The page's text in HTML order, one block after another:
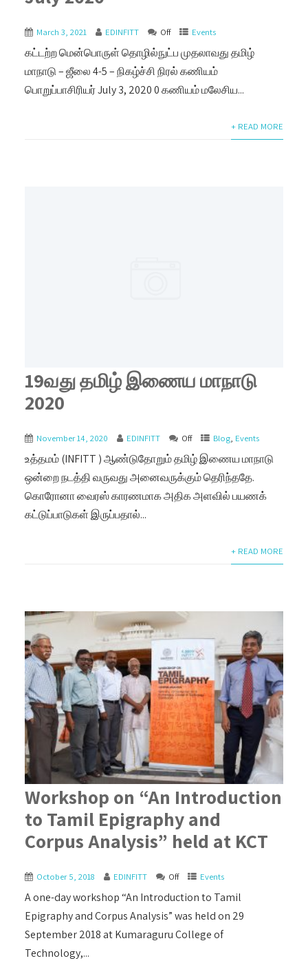
March 3, 2021 EDINFITT Off Events
கட்டற்ற மென்பொருள் தொழில்நுட்ப முதலாவது தமிழ்
மாநாடு – ஜீலை 4-5 – நிகழ்ச்சி நிரல் கணியம்
பொறுப்பாசிரியர் July 3, 2020 0 கணியம் மலேசிய...
+ READ MORE
19வது தமிழ் இணைய மாநாடு
2020
November 14, 2020 EDINFITT Off Blog, Events
உத்தமம் (INFITT ) ஆண்டுதோறும் தமிழ் இணைய மாநாடு
ஒன்றை நடத்தி வருவது அனைவருக்கும் தெரிந்ததே.
கொரோனா வைரஸ் காரணமாக அதிக அளவில் பயணக்
கட்டுப்பாடுகள் இருப்பதால்...
+ READ MORE
Workshop on “An Introduction
to Tamil Epigraphy and
Corpus Analysis” held at KCT
October 5, 2018 EDINFITT Off Events
A one-day workshop “An Introduction to Tamil
Epigraphy and Corpus Analysis” was held on 29
September 2018 at Kumaraguru College of
Technology,...